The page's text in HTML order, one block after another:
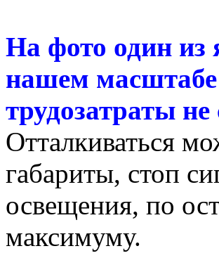
На фото один из
нашем масштабе
трудозатраты
Отталкиваться
габариты, стоп
освещения, по
максимуму.